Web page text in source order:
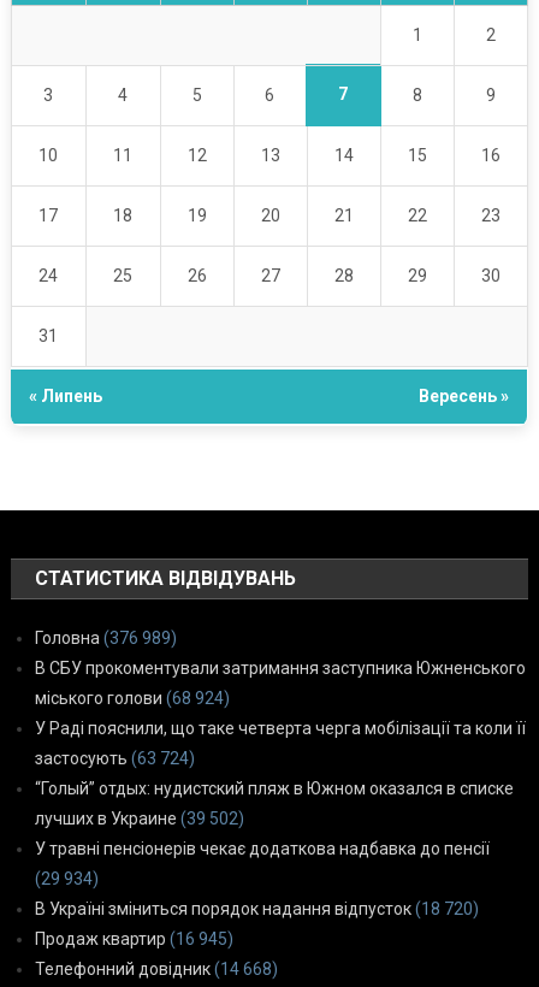
1 2
3 4 5 6 7 8 9
10 11 12 13 14 15 16
17 18 19 20 21 22 23
24 25 26 27 28 29 30
31
« Липень Вересень »
СТАТИСТИКА ВІДВІДУВАНЬ
Головна (376 989)
В СБУ прокоментували затримання заступника Южненського
міського голови (68 924)
У Раді пояснили, що таке четверта черга мобілізації та коли її
застосують (63 724)
“Голый” отдых: нудистский пляж в Южном оказался в списке
лучших в Украине (39 502)
У травні пенсіонерів чекає додаткова надбавка до пенсії
(29 934)
В Україні зміниться порядок надання відпусток(18 720)
Продаж квартир (16 945)
Телефонний довідник(14 668)